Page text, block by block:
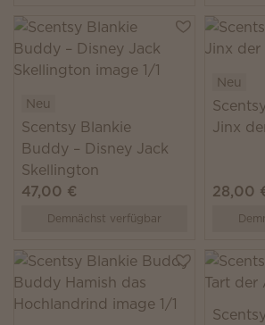
Neu
Scentsy Blankie
Buddy – Disney Jack
Skellington
47,00 €
Demnächst verfügbar
Neu
Jinx
28,00